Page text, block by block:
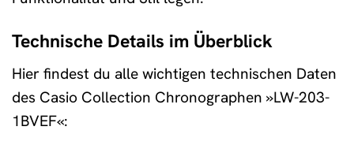
Technische Details im Überblick
Hier findest du alle wichtigen technischen Daten
des Casio Collection Chronographen »LW-203-
1BVEF«: